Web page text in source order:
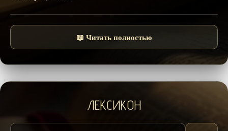
📖 Читать полностью
ЛЕКСИКОН